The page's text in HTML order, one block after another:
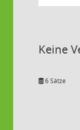
Keine
6 Sätze